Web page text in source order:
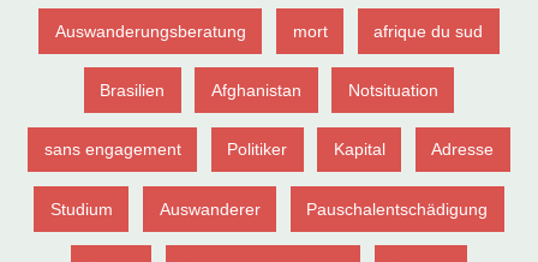
Auswanderungsberatung mort afrique du sud
Brasilien Afghanistan Notsituation
sans engagement Politiker Kapital Adresse
Studium Auswanderer Pauschalentschädigung